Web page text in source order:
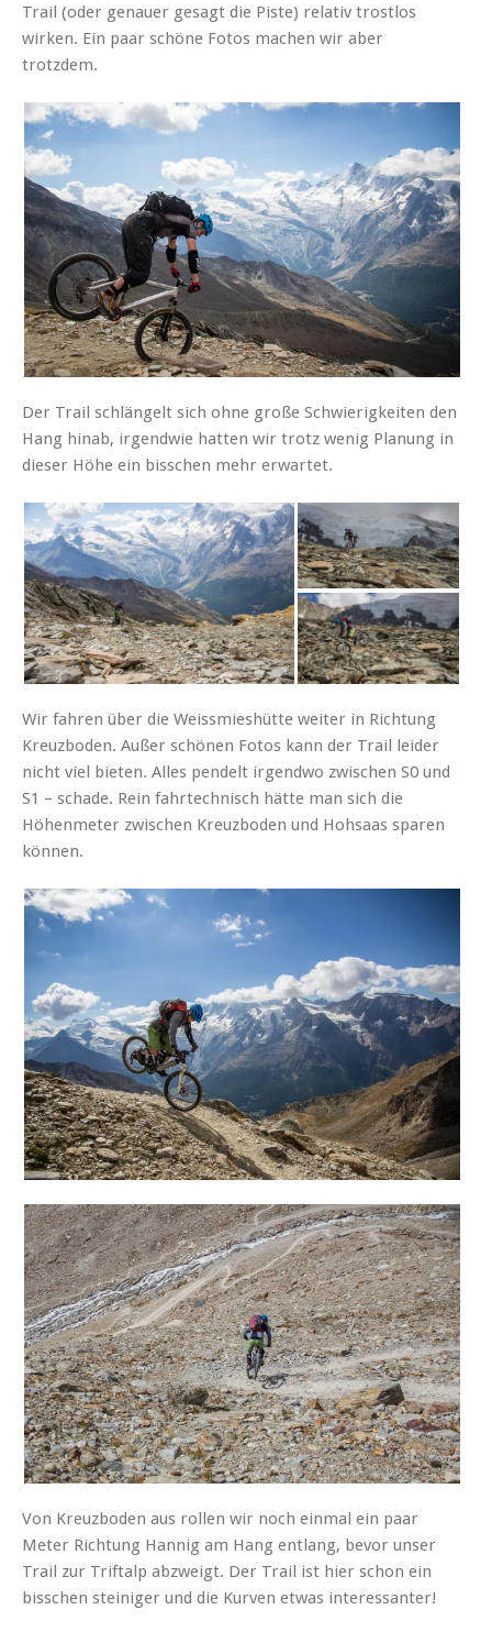
Trail (oder genauer gesagt die Piste) relativ trostlos
wirken. Ein paar schöne Fotos machen wir aber
trotzdem.
Der Trail schlängelt sich ohne große Schwierigkeiten den
Hang hinab, irgendwie hatten wir trotz wenig Planung in
dieser Höhe ein bisschen mehr erwartet.
Wir fahren über die Weissmieshütte weiter in Richtung
Kreuzboden. Außer schönen Fotos kann der Trail leider
nicht viel bieten. Alles pendelt irgendwo zwischen S0 und
S1 – schade. Rein fahrtechnisch hätte man sich die
Höhenmeter zwischen Kreuzboden und Hohsaas sparen
können.
Von Kreuzboden aus rollen wir noch einmal ein paar
Meter Richtung Hannig am Hang entlang, bevor unser
Trail zur Triftalp abzweigt. Der Trail ist hier schon ein
bisschen steiniger und die Kurven etwas interessanter!